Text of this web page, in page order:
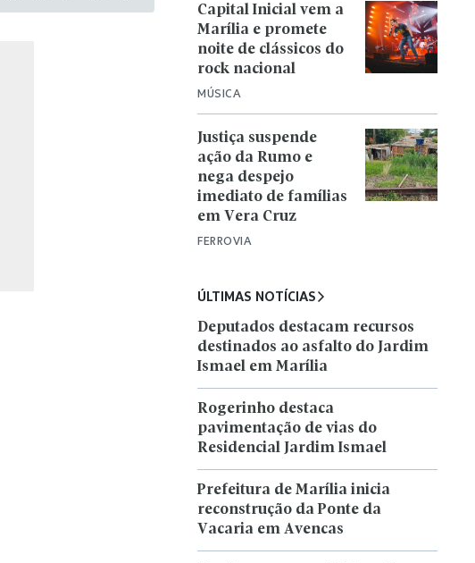
MÚSICA
Capital Inicial vem a
Marília e promete
noite de clássicos do
rock nacional
FERROVIA
Justiça suspende
ação da Rumo e
nega despejo
imediato de famílias
em Vera Cruz
ÚLTIMAS NOTÍCIAS
Deputados destacam recursos
destinados ao asfalto do Jardim
Ismael em Marília
Rogerinho destaca
pavimentação de vias do
Residencial Jardim Ismael
Prefeitura de Marília inicia
reconstrução da Ponte da
Vacaria em Avencas